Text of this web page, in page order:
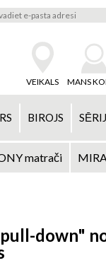
VEIKALS MANS
BIROJS
matrači
down"